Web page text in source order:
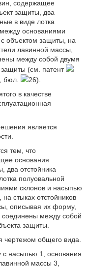
содержащее
защиты, два
в виде лотка
основаниями
объектом защиты, на
лавинной массы,
между собой двумя
защиты (см. патент
бюл.
26).
в качестве
является
тем, что
основания
два отстойника
полуовальной
склонов и насыпью
стыках отстойников
описывая их форму,
соединены между собой
защиты.
чертежом общего вида.
с насыпью 1, основания
массы 3,